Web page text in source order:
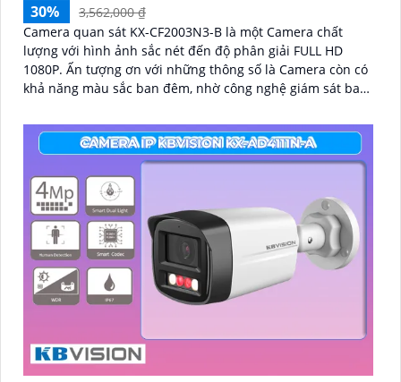
30%
3,562,000 ₫
Camera quan sát KX-CF2003N3-B là một Camera chất
lượng với hình ảnh sắc nét đến độ phân giải FULL HD
1080P. Ấn tượng ơn với những thông số là Camera còn có
khả năng màu sắc ban đêm, nhờ công nghệ giám sát ban